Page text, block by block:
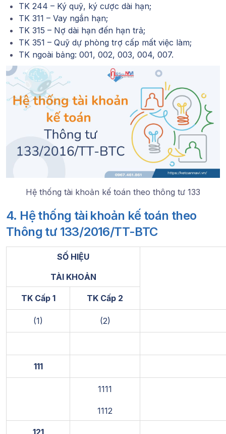
TK 244 – Ký quỹ, ký cược dài hạn;
TK 311 – Vay ngắn hạn;
TK 315 – Nợ dài hạn đến hạn trả;
TK 351 – Quỹ dự phòng trợ cấp mất việc làm;
TK ngoài bảng: 001, 002, 003, 004, 007.
Hệ thống tài khoản kế toán theo thông tư 133
4. Hệ thống tài khoản kế toán theo
Thông tư 133/2016/TT-BTC
SỐ HIỆU
TÀI KHOẢN
TK Cấp 1 TK Cấp 2
(1) (2)
111
1111
1112